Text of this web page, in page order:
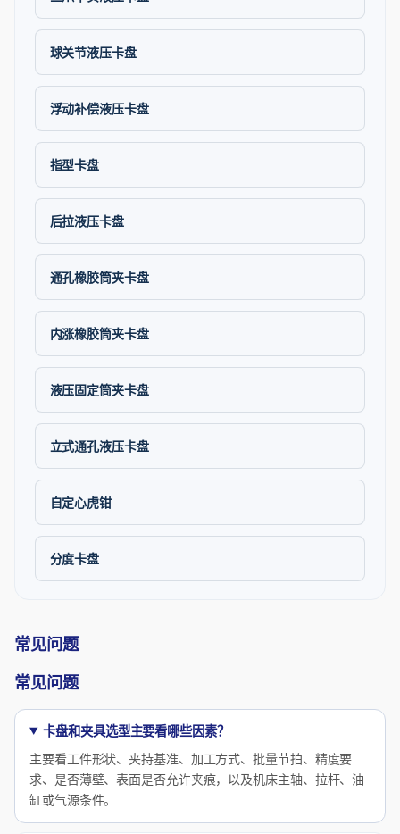
球关节液压卡盘
浮动补偿液压卡盘
指型卡盘
后拉液压卡盘
通孔橡胶筒夹卡盘
内涨橡胶筒夹卡盘
液压固定筒夹卡盘
立式通孔液压卡盘
自定心虎钳
分度卡盘
常见问题
常见问题
卡盘和夹具选型主要看哪些因素？
主要看工件形状、夹持基准、加工方式、批量节拍、精度要
求、是否薄壁、表面是否允许夹痕，以及机床主轴、拉杆、油
缸或气源条件。